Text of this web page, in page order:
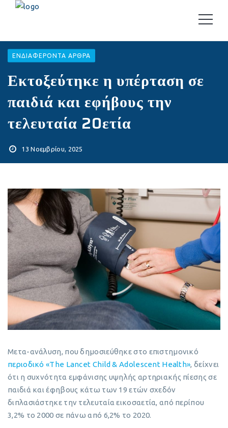
EΝΔΙΑΦΈΡΟΝΤΑ ΆΡΘΡΑ
Εκτοξεύτηκε η υπέρταση σε
παιδιά και εφήβους την
τελευταία 20ετία
13 Νοεμβρίου, 2025
Μετα-ανάλυση, που δημοσιεύθηκε στο επιστημονικό
περιοδικό «The Lancet Child & Adolescent Health», δείχνει
ότι η συχνότητα εμφάνισης υψηλής αρτηριακής πίεσης σε
παιδιά και έφηβους κάτω των 19 ετών σχεδόν
διπλασιάστηκε την τελευταία εικοσαετία, από περίπου
3,2% το 2000 σε πάνω από 6,2% το 2020.